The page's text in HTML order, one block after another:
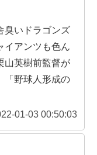
臭いドラゴンズ
アンツも色ん
山英樹前監督が
野球人形成の
01-03 00:50:03